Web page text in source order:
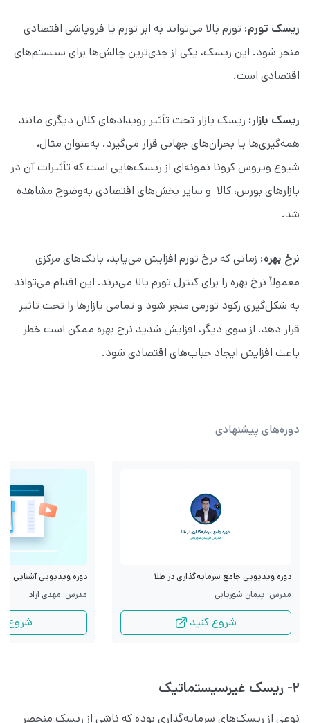
ریسک تورم: تورم بالا می‌تواند به ابر تورم یا فروپاشی اقتصادی
منجر شود. این ریسک، یکی از جدی‌ترین چالش‌ها برای سیستم‌های
اقتصادی است.
ریسک بازار: ریسک بازار تحت تأثیر رویدادهای کلان دیگری مانند
همه‌گیری‌ها یا بحران‌های جهانی قرار می‌گیرد. به‌عنوان مثال،
شیوع ویروس کرونا نمونه‌ای از ریسک‌هایی است که تأثیرات آن در
بازارهای بورس، کالا و سایر بخش‌های اقتصادی به‌وضوح مشاهده
شد.
نرخ بهره: زمانی که نرخ تورم افزایش می‌یابد، بانک‌های مرکزی
معمولاً نرخ بهره را برای کنترل تورم بالا می‌برند. این اقدام می‌تواند
به شکل‌گیری رکود تورمی منجر شود و تمامی بازارها را تحت تاثیر
قرار دهد. از سوی دیگر، افزایش شدید نرخ بهره ممکن است خطر
باعث افزایش ایجاد حباب‌های اقتصادی شود.
دوره‌های پیشنهادی
دوره ویدیویی جامع سرمایه‌گذاری در طلا
مدرس: پیمان شوریابی
شروع کنید
دوره ویدیویی آشنایی با
مدرس: مهدی آزاد
شروع
۲- ریسک غیرسیستماتیک
نوعی از ریسک‌های سرمایه‌گذاری بوده که ناشی از ریسک منحصر